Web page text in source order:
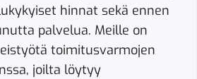
hinnat sekä ennen
palvelua. Meille on
toimitusvarmojen
joilta löytyy